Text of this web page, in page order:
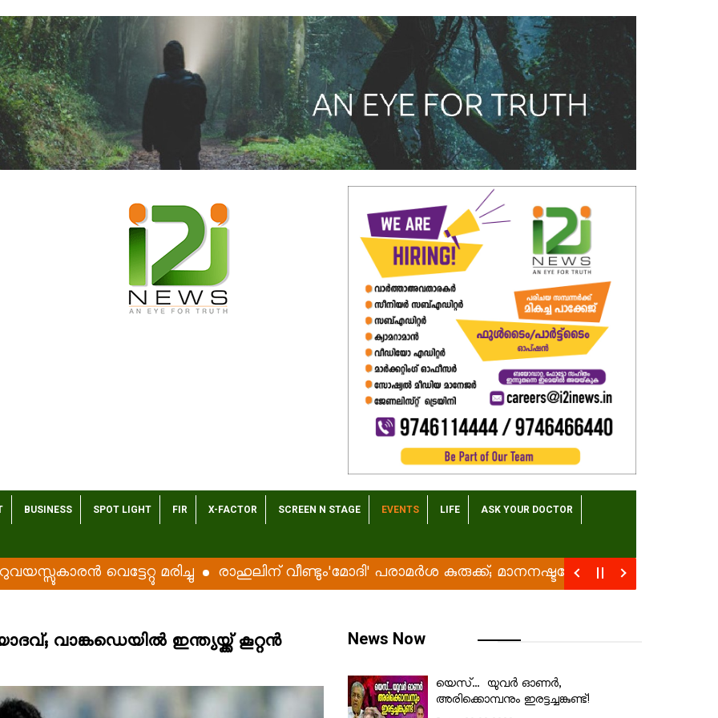
BUSINESS SPOT LIGHT FIR X-FACTOR SCREEN N STAGE EVENTS LIFE ASK YOUR DOCTOR
വെട്ടേറ്റു മരിച്ചു രാഹുലിന് വീണ്ടും'മോദി' പരാമര്‍ശ കുരുക്ക്; മാനനഷ്ടക്കേസിൽ പാറ്റ്ന കോടതിയിൽ
വാങ്കഡെയിൽ ഇന്ത്യയ്ക്ക് കൂറ്റൻ
News Now
യെസ്... യുവർ ഓണർ,
അരിക്കൊമ്പനും ഇരട്ടച്ചങ്കുണ്ട്!